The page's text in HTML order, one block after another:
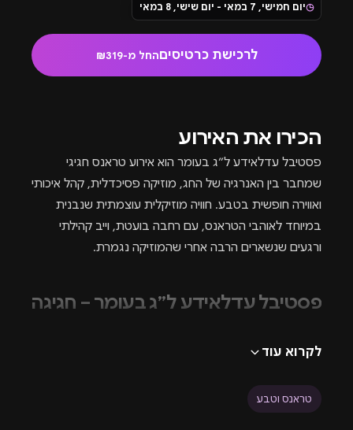
◷יום חמישי, 7 במאי - יום שישי, 8 במאי
לרכישת כרטיסיםהחל מ-₪319
הכירו את האירוע
פסטיבל עדלאידע ל״ג בעומר הוא אירוע טראנס חגיגי
שמחבר בין האנרגיה של החג, מוזיקה פסיכדלית, קהל איכותי
ואווירה חופשית בטבע. חוויה מוזיקלית עוצמתית שנבנית
במיוחד לאוהבי הטראנס, עם רחבה בועטת, וייב קהילתי
ורגעים שנשארים הרבה אחרי שהמוזיקה נגמרת.
פסטיבל עדלאידע ל״ג בעומר – חגיגה
שמוקדשת לאחד החגים הכי מזוהים עם אש, חופש, טבע
לקרוא עוד
טראנס וטבע